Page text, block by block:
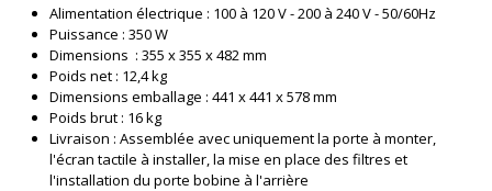
Alimentation électrique : 100 à 120 V - 200 à 240 V - 50/60Hz
Puissance : 350 W
Dimensions : 355 x 355 x 482 mm
Poids net : 12,4 kg
Dimensions emballage : 441 x 441 x 578 mm
Poids brut : 16 kg
Livraison : Assemblée avec uniquement la porte à monter,
l'écran tactile à installer, la mise en place des filtres et
l'installation du porte bobine à l'arrière